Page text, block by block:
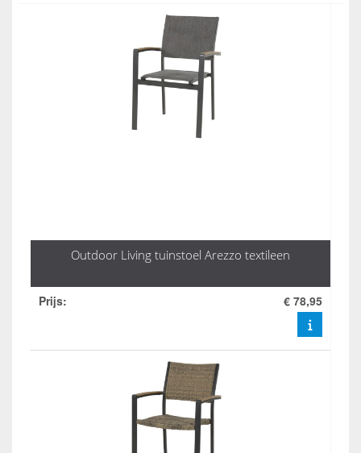
Outdoor Living tuinstoel Arezzo textileen
Prijs: € 78,95